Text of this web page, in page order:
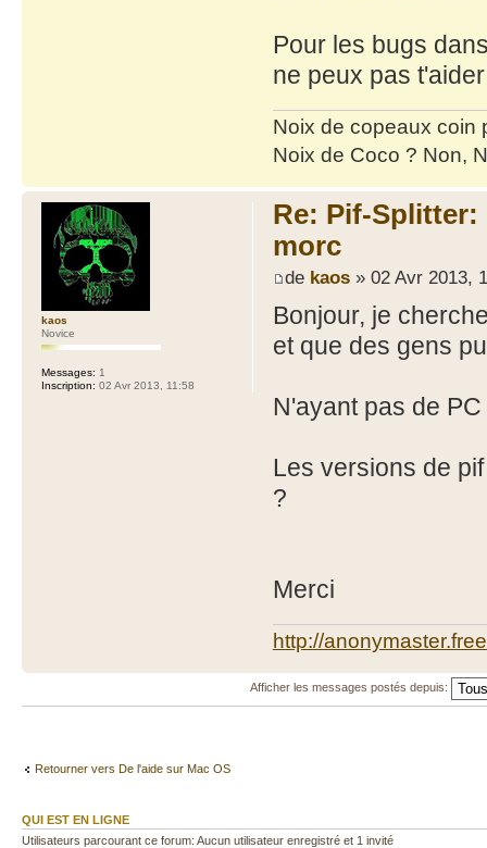
Pour les bugs
ne peux pas
Noix de copeaux coin
Noix de Coco ? Non,
Re: Pif-
morc
de kaos» 02 Avr 2013,
Bonjour, je
et que des gens
N'ayant pas de
Les versions de
?
Merci
http://
kaos
Novice
Messages: 1
Inscription: 02 Avr 2013, 11:58
Afficher les messages postés depuis:
Retourner vers De l'aide sur Mac OS
QUI EST EN LIGNE
Utilisateurs parcourant ce forum: Aucun utilisateur enregistré et 1 invité